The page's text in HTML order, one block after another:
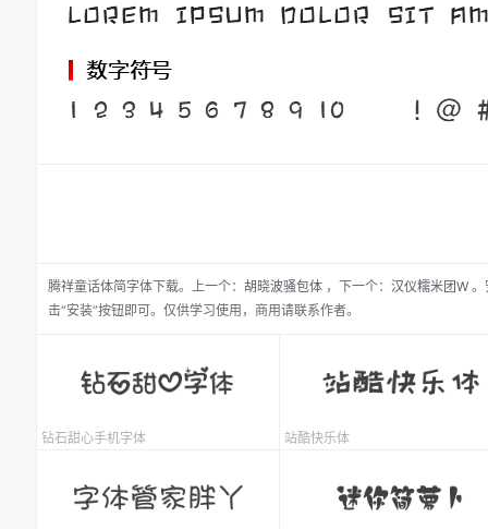
腾祥童话体简字体下载。 上一个： 胡晓波骚包体 ， 下一个： 汉仪糯米团W 。
击“安装”按钮即可。仅供学习使用，商用请联系作者。
钻石甜心手机字体 站酷快乐体